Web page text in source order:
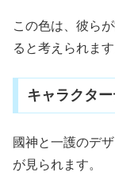
この色は、彼ら
ると考えられます
キャラクタ
國神と一護のデ
が見られます。